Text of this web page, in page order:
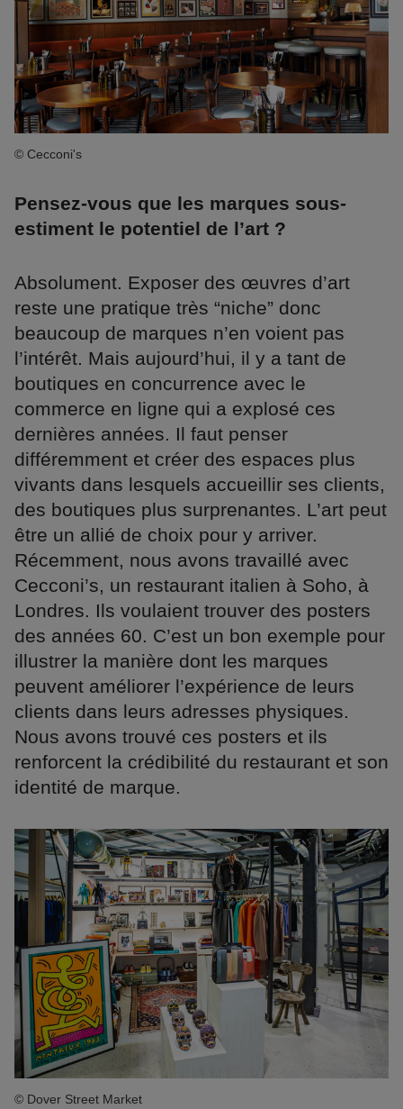
© Cecconi's
Pensez-vous que les marques sous-
estiment le potentiel de l’art ?
Absolument. Exposer des œuvres d’art
reste une pratique très “niche” donc
beaucoup de marques n’en voient pas
l’intérêt. Mais aujourd’hui, il y a tant de
boutiques en concurrence avec le
commerce en ligne qui a explosé ces
dernières années. Il faut penser
différemment et créer des espaces plus
vivants dans lesquels accueillir ses clients,
des boutiques plus surprenantes. L’art peut
être un allié de choix pour y arriver.
Récemment, nous avons travaillé avec
Cecconi’s, un restaurant italien à Soho, à
Londres. Ils voulaient trouver des posters
des années 60. C’est un bon exemple pour
illustrer la manière dont les marques
peuvent améliorer l’expérience de leurs
clients dans leurs adresses physiques.
Nous avons trouvé ces posters et ils
renforcent la crédibilité du restaurant et son
identité de marque.
© Dover Street Market